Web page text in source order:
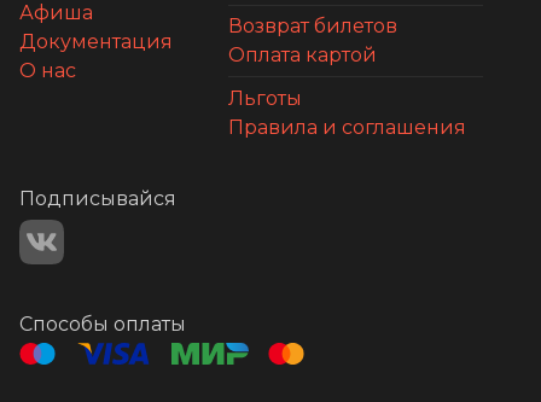
Афиша
Документация
О нас
Возврат билетов
Оплата картой
Льготы
Правила и соглашения
Подписывайся
Способы оплаты